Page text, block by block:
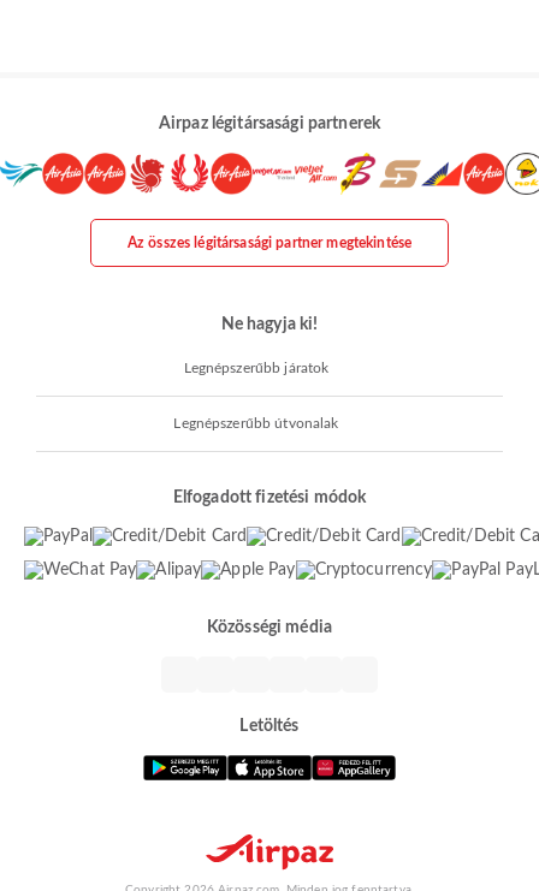
Airpaz légitársasági partnerek
Az összes légitársasági partner megtekintése
Ne hagyja ki!
Legnépszerűbb járatok
Legnépszerűbb útvonalak
Elfogadott fizetési módok
Közösségi média
Letöltés